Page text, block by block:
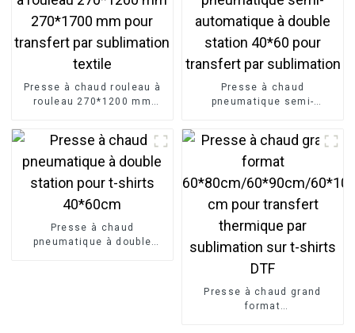
Presse à chaud rouleau à
rouleau 270*1200 mm
textile
Presse à chaud
pneumatique semi-
transfert par sublimation
Presse à chaud
pneumatique à double
Presse à chaud grand
format